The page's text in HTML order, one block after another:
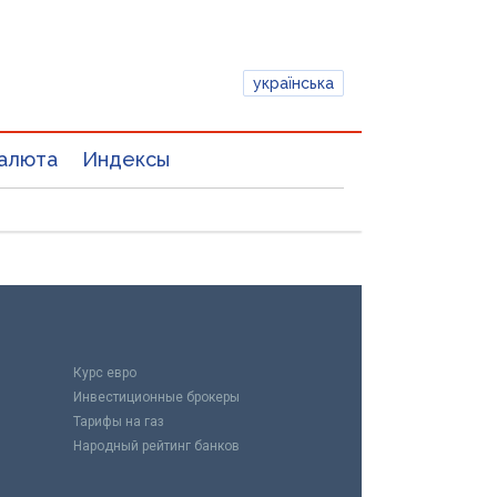
українська
Индексы
Курс евро
Инвестиционные брокеры
Тарифы на газ
Народный рейтинг банков